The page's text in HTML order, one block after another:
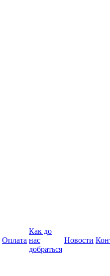
Оплата
Как до
нас
добраться
Новости